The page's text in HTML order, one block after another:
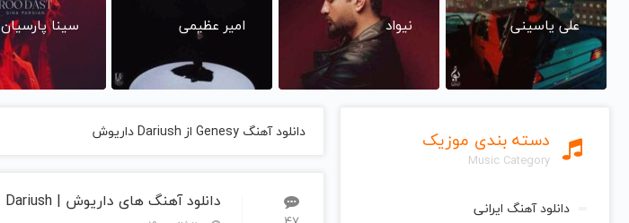
علی یاسینی نیواد امیر عظیمی سینا پارسیان
دسته بندی موزیک
Music Category
دانلود آهنگ ایرانی
دانلود آهنگ Genesy از Dariush داریوش
دانلود آهنگ های داریوش | Dariush